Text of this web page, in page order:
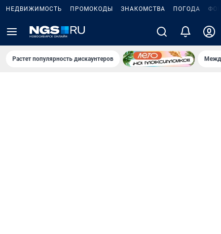
НЕДВИЖИМОСТЬ ПРОМОКОДЫ ЗНАКОМСТВА ПОГОДА
Растет популярность дискаунтеров